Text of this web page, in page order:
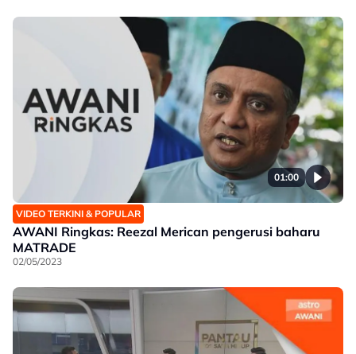
01:00
VIDEO TERKINI & POPULAR
AWANI Ringkas: Reezal Merican pengerusi baharu
MATRADE
02/05/2023